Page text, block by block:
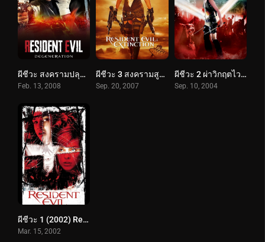
ผีชีวะ สงครามปลุกพันธุ์ไวรัสมฤตยู (2008) Resident Evil: Degeneration
Feb. 13, 2008
ผีชีวะ 3 สงครามสูญพันธุ์ไวรัส (2007) Resident Evil: Extinction
Sep. 20, 2007
ผีชีวะ 2 ผ่าวิกฤตไวรัสสยองโลก (2004) Resident Evil: Apocalypse
Sep. 10, 2004
ผีชีวะ 1 (2002) Resident Evil
Mar. 15, 2002